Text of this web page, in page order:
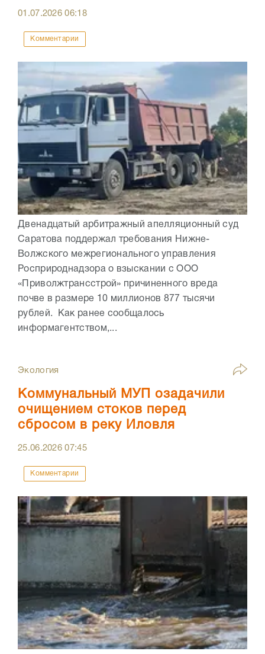
01.07.202606:18
Комментарии
Двенадцатый арбитражный апелляционный суд
Саратова поддержал требования Нижне-
Волжского межрегионального управления
Росприроднадзора о взыскании с ООО
«Приволжтрансстрой» причиненного вреда
почве в размере 10 миллионов 877 тысячи
рублей. Как ранее сообщалось
информагентством,...
Экология
Коммунальный МУП озадачили
очищением стоков перед
сбросом в реку Иловля
25.06.202607:45
Комментарии